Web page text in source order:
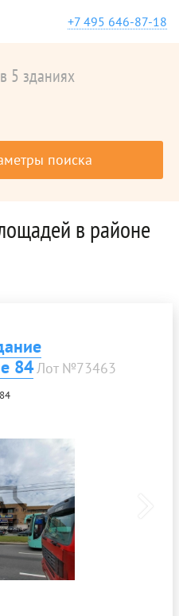
+7 495 646-87-18
5 зданиях
поиска
в районе
84Лот №73463